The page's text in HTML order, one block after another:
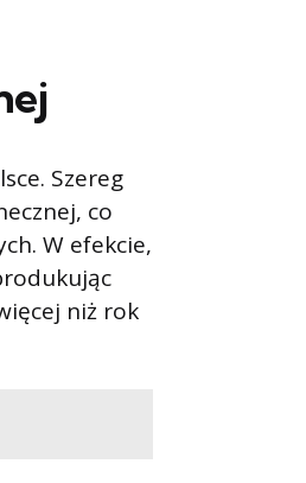
Szereg
co
W efekcie,
niż rok